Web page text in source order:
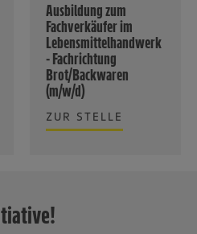
Ausbildung zum
Fachverkäufer im
Lebensmittelhandwerk
- Fachrichtung
Brot/Backwaren
(m/w/d)
ZUR STELLE